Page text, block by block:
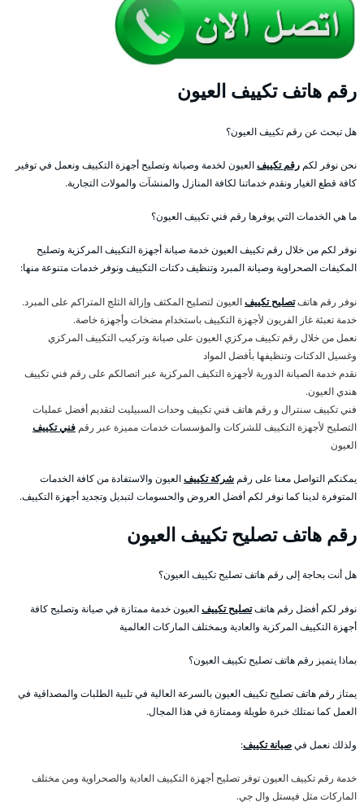
رقم هاتف تكييف العيون
هل تبحث عن رقم تكييف العيون؟
نحن نوفر لكم رقم تكييفالعيون لخدمة وصيانة وتصليح أجهزة التكييف ونعمل في توفير
كافة قطع الغيار ونقدم خدماتنا لكافة المنازل والمنشآت والمولات التجارية.
ما هي الخدمات التي يوفرها رقم فني تكييف العيون؟
نوفر لكم من خلال رقم تكييف العيون خدمة صيانة أجهزة التكييف المركزية وتصليح
المكيفات الصحراوية وصيانة المبرد وتنظيف دكتات التكييف ونوفر خدمات متنوعة منها:
نوفر رقم هاتفتصليح تكييفالعيون لتصليح المكثف وإزالة الثلج المتراكم على المبرد.
خدمة تعبئة غاز الفريون لأجهزة التكييف باستخدام مضخات وأجهزة خاصة.
نعمل من خلال رقم تكييف مركزي العيون على صيانة وتركيب التكييف المركزي
وغسيل الدكتات وتنظيفها بأفضل المواد
نقدم خدمة الصيانة الدورية لأجهزة التكيف المركزية عبر اتصالكم على رقم فني تكييف
هندي العيون.
فني تكييف سنترال و رقم هاتف فني تكييف وحدات السبيليت لتقديم أفضل عمليات
التصليح لأجهزة التكييف للشركات والمؤسسات خدمات مميزة عبر رقم فني تكييف
العيون
يمكنكم التواصل معنا على رقم شركة تكييفالعيون والاستفادة من كافة الخدمات
المتوفرة لدينا كما نوفر لكم أفضل العروض والحسومات لتبديل وتجديد أجهزة التكييف.
رقم هاتف تصليح تكييف العيون
هل أنت بحاجة إلى رقم هاتف تصليح تكييف العيون؟
نوفر لكم أفضل رقم هاتفتصليح تكييفالعيون خدمة ممتازة في صيانة وتصليح كافة
أجهزة التكييف المركزية والعادية وبمختلف الماركات العالمية
بماذا يتميز رقم هاتف تصليح تكييف العيون؟
يمتاز رقم هاتف تصليح تكييف العيون بالسرعة العالية في تلبية الطلبات والمصداقية في
العمل كما نمتلك خبرة طويلة وممتازة في هذا المجال.
ولذلك نعمل فيصيانة تكييف:
خدمة رقم تكييف العيون توفر تصليح أجهزة التكييف العادية والصحراوية ومن مختلف
الماركات مثل فيستل وال جي.